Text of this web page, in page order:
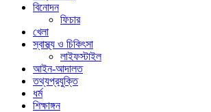
বিনোদন
ফিচার
খেলা
স্বাস্থ্য ও চিকিৎসা
লাইফস্টাইল
আইন-আদালত
তথ্যপ্রযুক্তি
ধর্ম
শিক্ষাঙ্গন